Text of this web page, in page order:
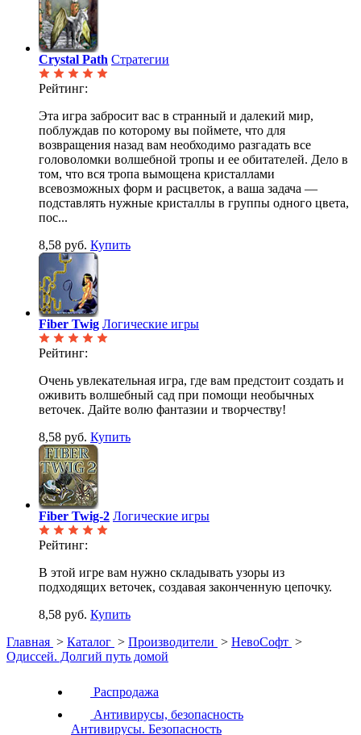
Crystal Path Стратегии
Рейтинг:
Эта игра забросит вас в странный и далекий мир,
поблуждав по которому вы поймете, что для
возвращения назад вам необходимо разгадать все
головоломки волшебной тропы и ее обитателей. Дело в
том, что вся тропа вымощена кристаллами
всевозможных форм и расцветок, а ваша задача —
подставлять нужные кристаллы в группы одного цвета,
пос...
8,58 руб. Купить
Fiber Twig Логические игры
Рейтинг:
Очень увлекательная игра, где вам предстоит создать и
оживить волшебный сад при помощи необычных
веточек. Дайте волю фантазии и творчеству!
8,58 руб. Купить
Fiber Twig-2 Логические игры
Рейтинг:
В этой игре вам нужно складывать узоры из
подходящих веточек, создавая законченную цепочку.
8,58 руб. Купить
Главная > Каталог > Производители > НевоСофт >
Одиссей. Долгий путь домой
Распродажа
Антивирусы, безопасность
Антивирусы. Безопасность